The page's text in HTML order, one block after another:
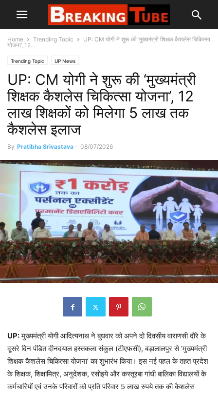
Home Trending Topic
UP: CM योगी ने शुरू की ‘मुख्यमंत्री शिक्षक कैशलेस चिकित्सा
योजना’, 12...
Trending Topic UP News
UP: CM योगी ने शुरू की ‘मुख्यमंत्री
शिक्षक कैशलेस चिकित्सा योजना’, 12
लाख शिक्षकों को मिलेगा 5 लाख तक
कैशलेस इलाज
By Pratibha Srivastava - 08/07/2026
UP:मुख्यमंत्री योगी आदित्यनाथ ने बुधवार को अपने दो दिवसीय वाराणसी दौरे के
दूसरे दिन पंडित दीनदयाल हस्तकला संकुल (टीएफसी), बड़ालालपुर से ‘मुख्यमंत्री
शिक्षक कैशलेस चिकित्सा योजना’ का शुभारंभ किया। इस नई पहल के तहत प्रदेश
के शिक्षक, शिक्षामित्र, अनुदेशक, रसोइये और कस्तूरबा गांधी बालिका विद्यालयों के
कर्मचारियों एवं उनके परिवारों को प्रति परिवार 5 लाख रुपये तक की कैशलेस